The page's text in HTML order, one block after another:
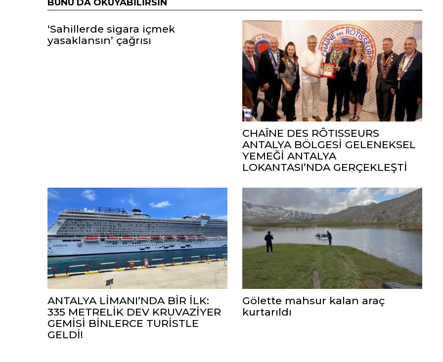
BUNU DA OKUYABILIRSIN
‘Sahillerde sigara içmek
yasaklansın’ çağrısı
CHAÎNE DES RÔTISSEURS
ANTALYA BÖLGESİ GELENEKSEL
YEMEĞİ ANTALYA
LOKANTASI’NDA GERÇEKLEŞTİ
ANTALYA LİMANI’NDA BİR İLK:
335 METRELİK DEV KRUVAZİYER
GEMİSİ BİNLERCE TURİSTLE
GELDİ!
Gölette mahsur kalan araç
kurtarıldı